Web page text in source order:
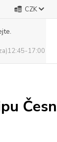
CZK
17:00